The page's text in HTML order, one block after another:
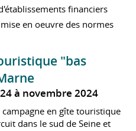
financiers
en oeuvre des normes
"bas
à novembre 2024
en gîte touristique
dans le sud de Seine et